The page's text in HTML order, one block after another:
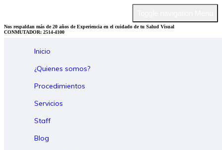
Nos respaldan más de 20 años de Experiencia en el cuidado de tu Salud Visual
CONMUTADOR: 2514-4100
Inicio
¿Quienes somos?
Procedimientos
Servicios
Staff
Blog